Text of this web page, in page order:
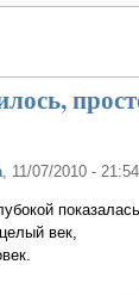
, 11/07/2010 - 21:54
век,